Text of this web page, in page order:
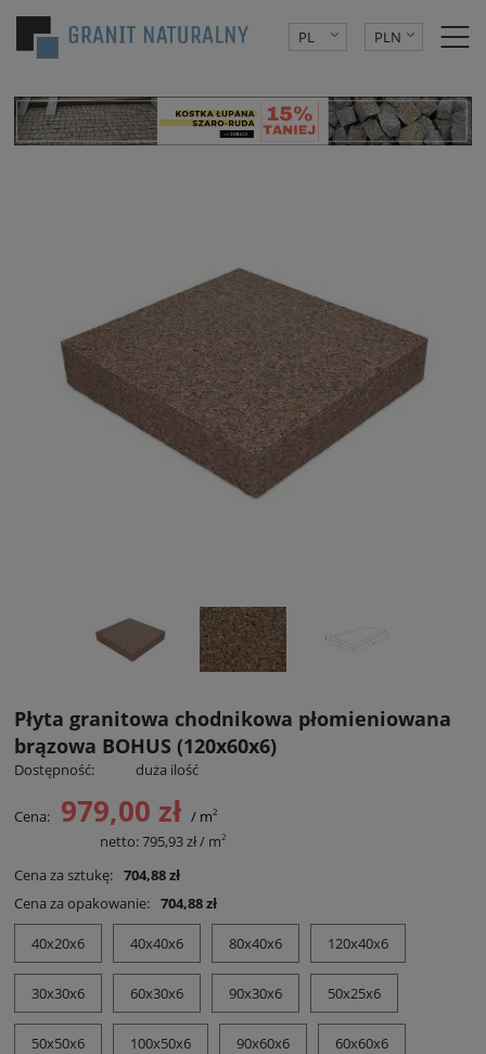
PL
PLN
Płyta granitowa chodnikowa płomieniowana
brązowa BOHUS (120x60x6)
Dostępność: duża ilość
Cena: 979,00 zł / m2
netto:795,93 zł/ m2
Cena za sztukę: 704,88 zł
Cena za opakowanie: 704,88 zł
40x20x6 40x40x6 80x40x6 120x40x6
30x30x6 60x30x6 90x30x6 50x25x6
50x50x6 100x50x6 90x60x6 60x60x6